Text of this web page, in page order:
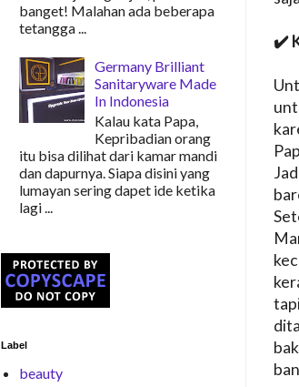
✔️
banget! Malahan ada beberapa
tetangga ...
Germany Brilliant
Sanitaryware Made
In Indonesia
Kalau kata Papa,
Kepribadian orang
itu bisa dilihat dari kamar mandi
dan dapurnya. Siapa disini yang
lumayan sering dapet ide ketika
lagi ...
Label
beauty